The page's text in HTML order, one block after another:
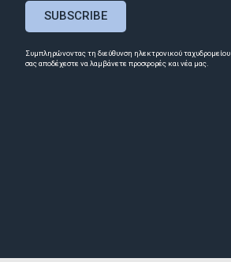
SUBSCRIBE
Συμπληρώνοντας τη διεύθυνση ηλεκτρονικού ταχυδρομείου
σας αποδέχεστε να λαμβάνετε προσφορές και νέα μας.